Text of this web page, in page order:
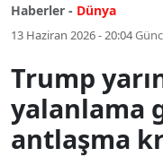
Haberler - Dünya
13 Haziran 2026 - 20:04
Trump
yalanlama
antlaşma